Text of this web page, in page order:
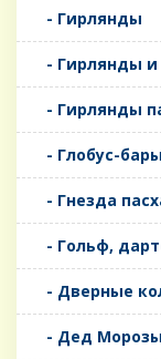
- Гирлянды
- Гирлянды и
- Гирлянды
- Глобус-бары
- Гнезда
- Гольф,
- Дверные
- Дед Морозы